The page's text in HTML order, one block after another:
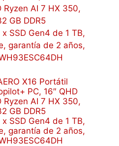
X16 Portátil
PC, 16″ QHD
Ryzen AI 7 HX 350,
GB DDR5
SSD Gen4 de 1 TB,
garantía de 2 años,